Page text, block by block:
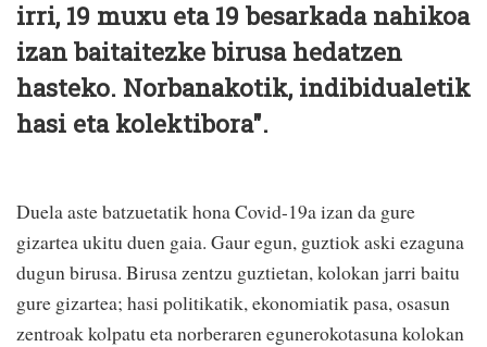
irri, 19 muxu eta 19 besarkada nahikoa
izan baitaitezke birusa hedatzen
hasteko. Norbanakotik, indibidualetik
hasi eta kolektibora".
Duela aste batzuetatik hona Covid-19a izan da gure
gizartea ukitu duen gaia. Gaur egun, guztiok aski ezaguna
dugun birusa. Birusa zentzu guztietan, kolokan jarri baitu
gure gizartea; hasi politikatik, ekonomiatik pasa, osasun
zentroak kolpatu eta norberaren egunerokotasuna kolokan